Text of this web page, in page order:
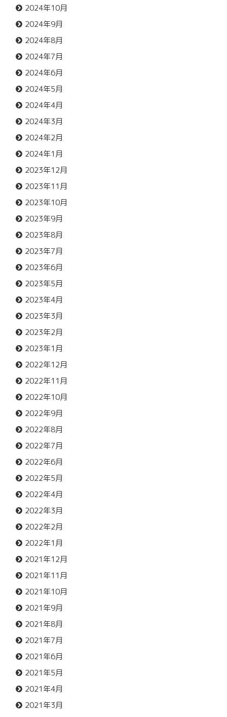
2024年10月
2024年9月
2024年8月
2024年7月
2024年6月
2024年5月
2024年4月
2024年3月
2024年2月
2024年1月
2023年12月
2023年11月
2023年10月
2023年9月
2023年8月
2023年7月
2023年6月
2023年5月
2023年4月
2023年3月
2023年2月
2023年1月
2022年12月
2022年11月
2022年10月
2022年9月
2022年8月
2022年7月
2022年6月
2022年5月
2022年4月
2022年3月
2022年2月
2022年1月
2021年12月
2021年11月
2021年10月
2021年9月
2021年8月
2021年7月
2021年6月
2021年5月
2021年4月
2021年3月